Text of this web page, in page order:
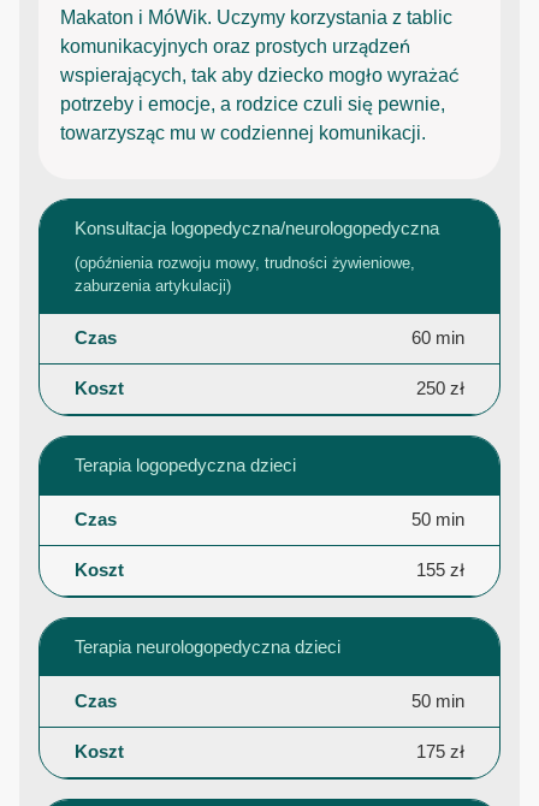
Makaton i MóWik. Uczymy korzystania z tablic
komunikacyjnych oraz prostych urządzeń
wspierających, tak aby dziecko mogło wyrażać
potrzeby i emocje, a rodzice czuli się pewnie,
towarzysząc mu w codziennej komunikacji.
Konsultacja logopedyczna/neurologopedyczna
(opóźnienia rozwoju mowy, trudności żywieniowe,
zaburzenia artykulacji)
60 min
250 zł
Terapia logopedyczna dzieci
50 min
155 zł
Terapia neurologopedyczna dzieci
50 min
175 zł